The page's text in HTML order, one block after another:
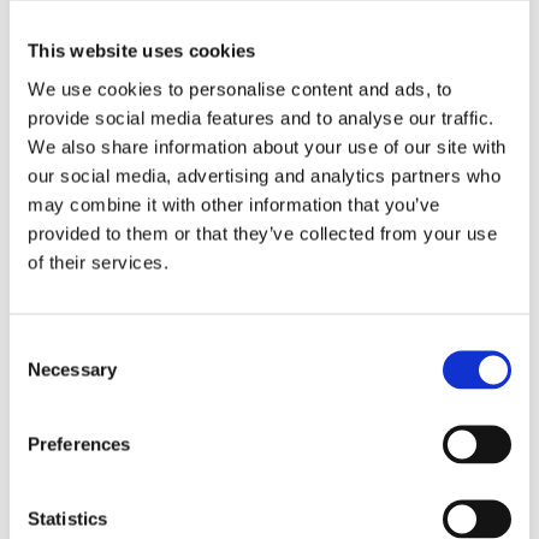
This website uses cookies
We use cookies to personalise content and ads, to
provide social media features and to analyse our traffic.
We also share information about your use of our site with
our social media, advertising and analytics partners who
may combine it with other information that you’ve
provided to them or that they’ve collected from your use
of their services.
Necessary
Preferences
Statistics
530 CHAIN CONVERSION
REAR SPROCKETS 51T
00-23 B.T.; 00-22XL (excl. 08-23
Touring; 02-17 V-Rod). When
converted to rear chain
MH901344
Lägg till i favoriter
Bakdrev Moheda Style
kromat 48 T
K17-062
Lägg till i favoriter